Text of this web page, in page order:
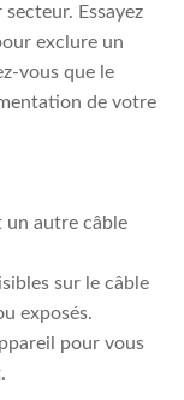
Essayez
exclure un
vous que le
de votre
un autre câble
sur le câble
exposés.
pour vous